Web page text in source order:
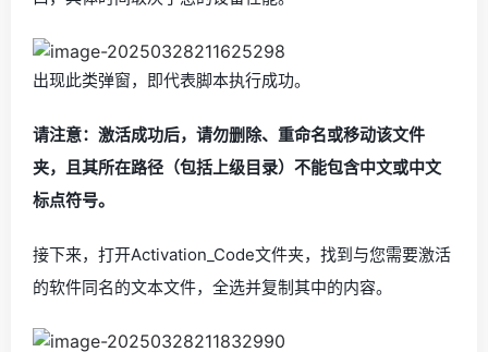
出现此类弹窗，即代表脚本执行成功。
请注意：激活成功后，请勿删除、重命名或移动该文件
夹，且其所在路径（包括上级目录）不能包含中文或中文
标点符号。
接下来，打开Activation_Code文件夹，找到与您需要激活
的软件同名的文本文件，全选并复制其中的内容。